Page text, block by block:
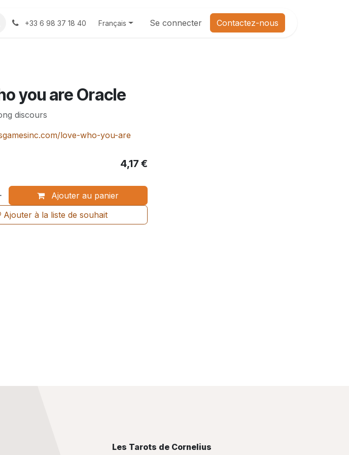
+33 6 98 37 18 40 Français Se connecter Contactez-nous
you are Oracle
discours
love-who-you-are
Ajouter au panier
Ajouter à la liste de souhait
4,17 €
Les Tarots de Cornelius